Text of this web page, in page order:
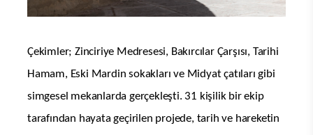
Çekimler; Zinciriye Medresesi, Bakırcılar Çarşısı, Tarihi
Hamam, Eski Mardin sokakları ve Midyat çatıları gibi
simgesel mekanlarda gerçekleşti. 31 kişilik bir ekip
tarafından hayata geçirilen projede, tarih ve hareketin